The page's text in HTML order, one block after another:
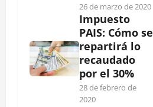
26 de marzo de 2020
Impuesto
PAIS: Cómo se
repartirá lo
recaudado
por el 30%
28 de febrero de
2020